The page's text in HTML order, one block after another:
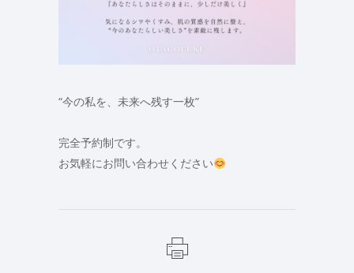
“今の私を、未来へ残す一枚”
完全予約制です。
お気軽にお問い合わせください